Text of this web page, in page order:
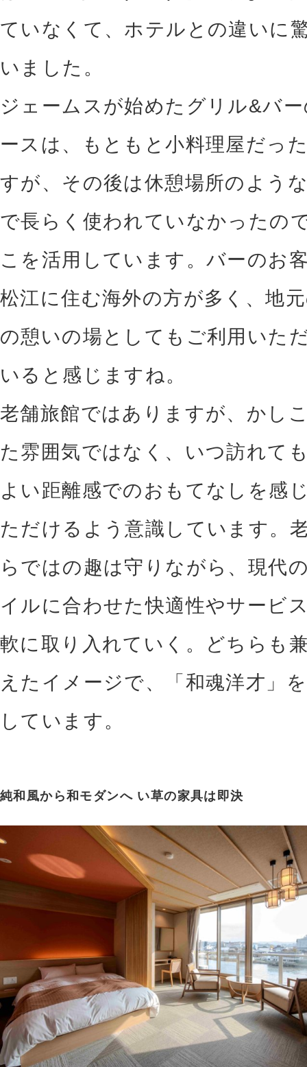
ていなくて、ホテルとの違いに
いました。
ジェームスが始めたグリル&バ
ースは、もともと小料理屋だっ
すが、その後は休憩場所のよう
で長らく使われていなかったの
こを活用しています。バーのお
松江に住む海外の方が多く、地
の憩いの場としてもご利用いた
いると感じますね。
老舗旅館ではありますが、かし
た雰囲気ではなく、いつ訪れて
よい距離感でのおもてなしを感
ただけるよう意識しています。
らではの趣は守りながら、現代
イルに合わせた快適性やサービ
軟に取り入れていく。どちらも
えたイメージで、「和魂洋才」
しています。
純和風から和モダンへ い草の家具は即決